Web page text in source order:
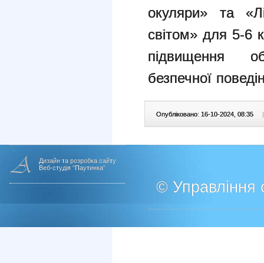
окуляри» та
світом» для 5-6
підвищення
безпечної
Опубліковано: 16-10-2024, 08:35 |
Дизайн та розробка сайту
Веб-студія "Паутинка"
© Управління